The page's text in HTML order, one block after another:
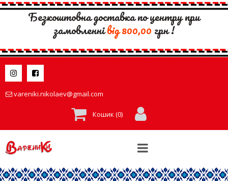
Безкоштовна доставка по центру при
замовленнівiд 800,00грн !
 
 vareniki.nikolaev@gmail.com
Кошик (0)